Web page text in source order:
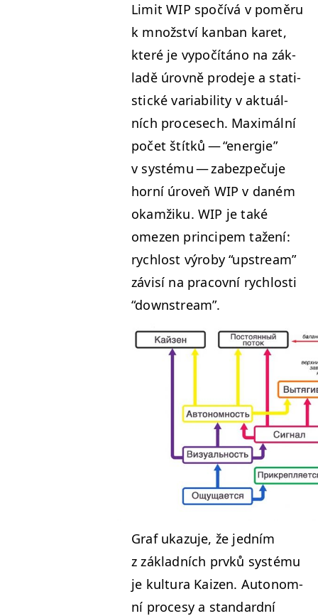
Lim­itWIP spočívá v poměru
k množství kan­ban karet,
které je vypočítáno na zák­
ladě úrovně prode­je a sta­ti­
stické vari­abil­i­ty v aktuál­
ních pro­cesech. Max­imál­ní
počet štítků —“energie”
v sys­té­mu — zabezpeču­je
horní úroveň WIP v daném
okamžiku. WIP je také
omezen principem tažení:
rychlost výro­by“upstream”
závisí na pra­cov­ní rychlosti
“down­stream”.
Graf ukazu­je, že jed­ním
z zák­lad­ních prvků sys­té­mu
je kul­tura Kaizen. Autonom­
ní pro­cesy a stan­dard­ní